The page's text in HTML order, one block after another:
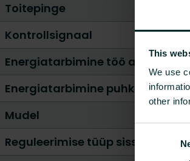
This
We use
other
Selection
Toitepinge
Kontrollsignaal
Energiatarbimine töö ajal [W]
Energiatarbimine puhkeolekus
Mudel
Reguleerimise tüüp sisse/välja